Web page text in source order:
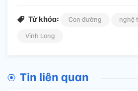
Từ khóa: Con đường
nghệ
Vĩnh Long
Tin liên quan